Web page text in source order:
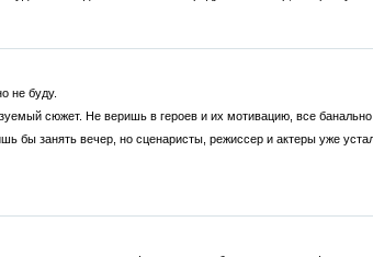
не буду.
сюжет. Не веришь в героев и их мотивацию, все банально
бы занять вечер, но сценаристы, режиссер и актеры уже